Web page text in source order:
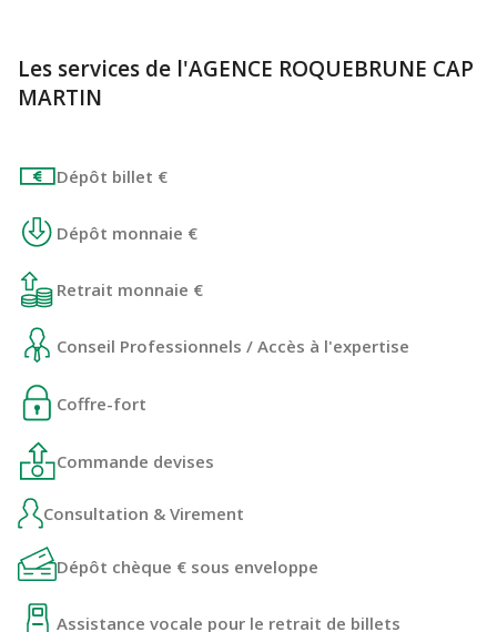
Les services de l'AGENCE ROQUEBRUNE CAP
MARTIN
Dépôt billet €
Dépôt monnaie €
Retrait monnaie €
Conseil Professionnels / Accès à l'expertise
Coffre-fort
Commande devises
Consultation & Virement
Dépôt chèque € sous enveloppe
Assistance vocale pour le retrait de billets